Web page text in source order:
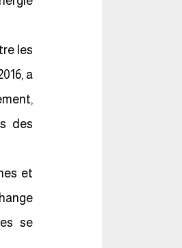
les
a
des
et
se